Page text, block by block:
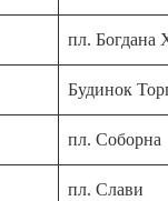
пл. Богдана
Будинок
пл. Соборна
пл. Слави